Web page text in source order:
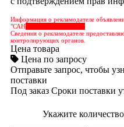
Информация о рекламодателе
"САН
Сведения о рекламодателе
контролирующих органов.
Цена товара
Цена по запросу
Отправьте запрос, чтобы
поставки
Под заказ Сроки поставки
Укажите